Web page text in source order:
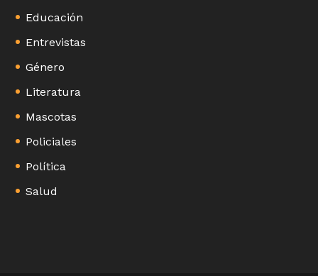
Educación
Entrevistas
Género
Literatura
Mascotas
Policiales
Política
Salud